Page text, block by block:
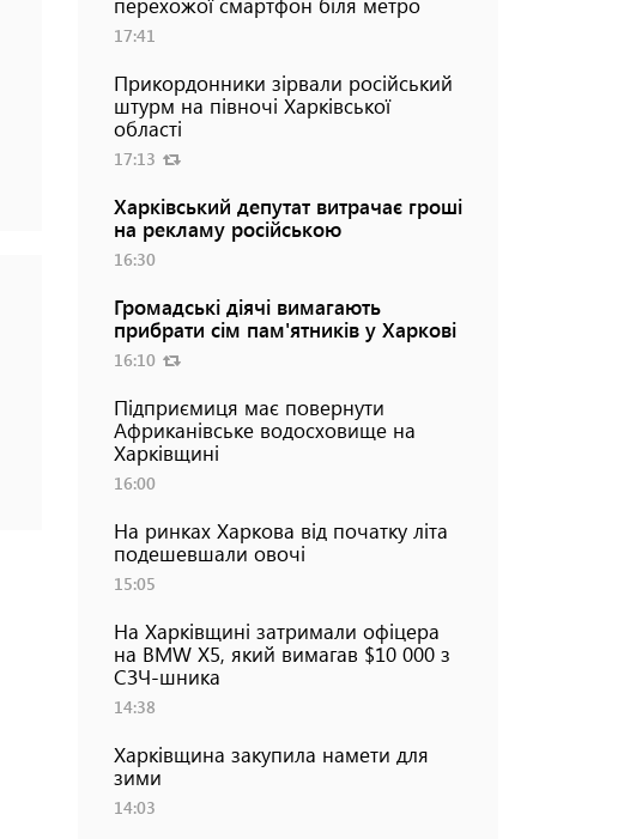
17:41
Прикордонники зірвали російський
штурм на півночі Харківської
області
17:13
Харківський депутат витрачає гроші
на рекламу російською
16:30
Громадські діячі вимагають
прибрати сім пам'ятників у Харкові
16:10
Підприємиця має повернути
Африканівське водосховище на
Харківщині
16:00
На ринках Харкова від початку літа
подешевшали овочі
15:05
На Харківщині затримали офіцера
на BMW Х5, який вимагав $10 000 з
СЗЧ-шника
14:38
Харківщина закупила намети для
зими
14:03